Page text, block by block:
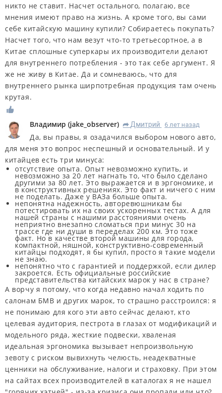
никто не ставит. Насчет остального, полагаю, все
мнения имеют право на жизнь. А кроме того, вы сами
себе китайскую машину купили? Собираетесь покупать?
Насчет того, что нам везут что-то третьесортное, а в
Китае сплошные суперкары их производители делают
для внутреннего потребления - это так себе аргумент. Я
же не живу в Китае. Да и сомневаюсь, что для
внутреннего рынка ширпотребная продукция там очень
крутая.
Владимир (jake_observer) R Дмитрий 6 лет назад
Да, вы правы, я озадачился выбором нового авто,
для меня это вопрос неспешный и основательный. И у
китайцев есть три минуса:
отсутствие опыта. Опыт невозможно купить, и
невозможно за 20 лет нагнать то, что было сделано
другими за 80 лет. Это выражается и в эргономике, и
в конструктивных решениях. Это факт и ничего с ним
не поделать. Даже у ВАЗа больше опыта.
непонятна надежность, авторевюшникам бы
потестировать их на своих ускоренных тестах. А для
нашей страны с нашими расстояниями очень
неприятно внезапно сломаться при минус 30 на
трассе где ни души в переделах 200 км. Это тоже
факт. Но в качестве второй машины для города,
компактной, няшной, конструктивно-современный
китайцы подходят, я бы купил, просто я такие модели
не знаю.
непонятно что с гарантией и поддержкой, если дилер
закроется. Есть официальные российские
представительства китайских марок у нас в стране?
А ворчу я потому, что когда недавно начал ходить по
салонам БМВ и других марок, то страшно расстроился: я
не понимаю для кого эти авто сейчас делают, кто
целевая аудитория, пестрота в глазах от модификаций и
модельного ряда, жесткие подвески, хваленая
идеальная эргономика вызывает непроизвольную
зевоту с риском вывихнуть челюсть, неадекватные
ценники на обслуживание, налоги и страховку. При этом
на сайтах всех производителей в каталогах я не нашел